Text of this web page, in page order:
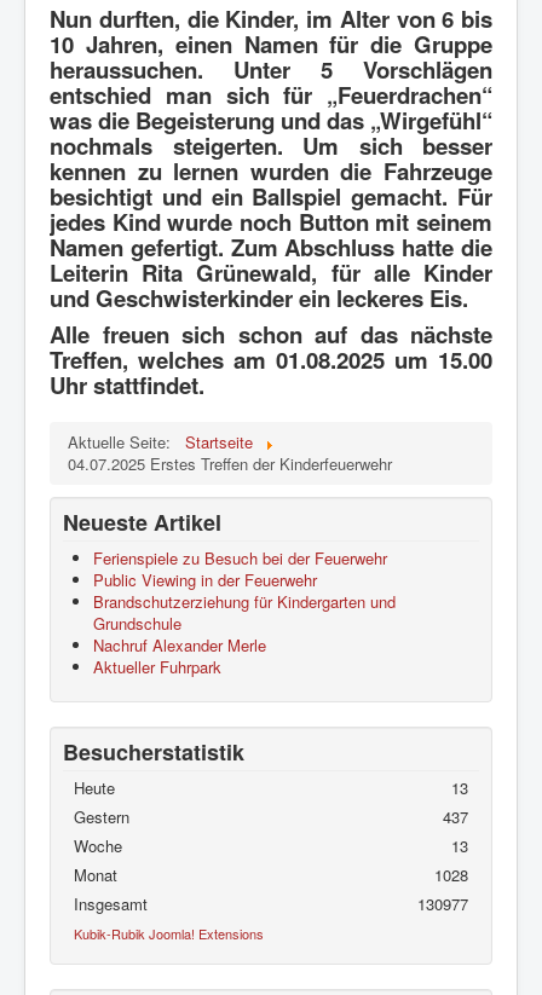
Nun durften, die Kinder, im Alter von 6 bis
10 Jahren, einen Namen für die Gruppe
heraussuchen. Unter 5 Vorschlägen
entschied man sich für „Feuerdrachen“
was die Begeisterung und das „Wirgefühl“
nochmals steigerten. Um sich besser
kennen zu lernen wurden die Fahrzeuge
besichtigt und ein Ballspiel gemacht. Für
jedes Kind wurde noch Button mit seinem
Namen gefertigt. Zum Abschluss hatte die
Leiterin Rita Grünewald, für alle Kinder
und Geschwisterkinder ein leckeres Eis.
Alle freuen sich schon auf das nächste
Treffen, welches am 01.08.2025 um 15.00
Uhr stattfindet.
Aktuelle Seite:
Startseite
04.07.2025 Erstes Treffen der Kinderfeuerwehr
Neueste Artikel
Ferienspiele zu Besuch bei der Feuerwehr
Public Viewing in der Feuerwehr
Brandschutzerziehung für Kindergarten und
Grundschule
Nachruf Alexander Merle
Aktueller Fuhrpark
Besucherstatistik
Heute
13
Gestern
437
Woche
13
Monat
1028
Insgesamt
130977
Kubik-Rubik Joomla! Extensions